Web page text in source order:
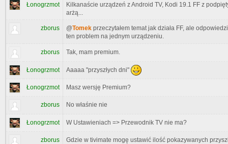
Łonogrzmot
Kilkanaście urządzeń z Android TV, Kodi 19.1 FF z
arżą...
zborus @Tomek przeczytałem temat jak działa FF, ale
ten problem na jednym urządzeniu.
zborus Tak, mam premium.
Łonogrzmot Aaaaa "przyszłych dni"
Łonogrzmot Masz wersję Premium?
zborus No właśnie nie
Łonogrzmot W Ustawieniach => Przewodnik TV nie ma?
zborus Gdzie w tivimate mogę ustawić ilość pokazywanych